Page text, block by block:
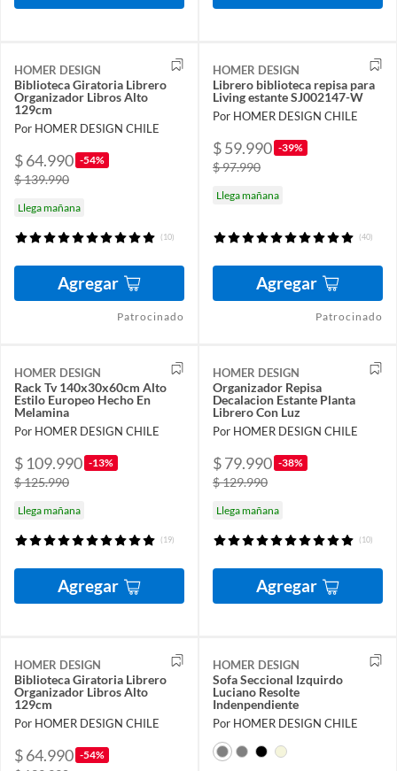
HOMER DESIGN
Biblioteca Giratoria Librero
Organizador Libros Alto
129cm
Por HOMER DESIGN CHILE
$ 64.990 -54%
$ 139.990
Llega mañana
(10)
Agregar
Patrocinado
HOMER DESIGN
Librero biblioteca repisa para
Living estante SJ002147-W
Por HOMER DESIGN CHILE
$ 59.990 -39%
$ 97.990
Llega mañana
(40)
Agregar
Patrocinado
HOMER DESIGN
Rack Tv 140x30x60cm Alto
Estilo Europeo Hecho En
Melamina
Por HOMER DESIGN CHILE
$ 109.990 -13%
$ 125.990
Llega mañana
(19)
Agregar
HOMER DESIGN
Organizador Repisa
Decalacion Estante Planta
Librero Con Luz
Por HOMER DESIGN CHILE
$ 79.990 -38%
$ 129.990
Llega mañana
(10)
Agregar
HOMER DESIGN
Biblioteca Giratoria Librero
Organizador Libros Alto
129cm
Por HOMER DESIGN CHILE
$ 64.990 -54%
HOMER DESIGN
Sofa Seccional Izquirdo
Luciano Resolte
Indenpendiente
Por HOMER DESIGN CHILE